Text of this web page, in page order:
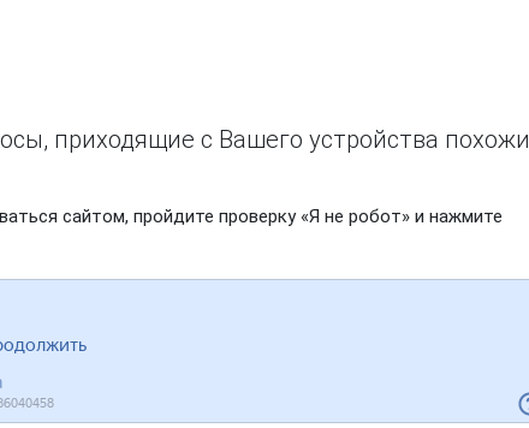
приходящие с Вашего устройства похожи
сайтом, пройдите проверку «Я не робот» и нажмите